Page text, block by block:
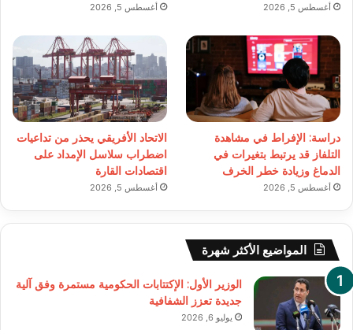
أغسطس 5, 2026 أغسطس 5, 2026
دراسة: الإفراط في مشاهدة
التلفاز قد يرتبط بتغيرات في
الدماغ وزيادة خطر الخرف
أغسطس 5, 2026
الاتحاد الأفريقي يحذر من تداعيات
اضطراب سلاسل الإمداد على
اقتصادات القارة
أغسطس 5, 2026
المواضيع الأكثر شهرة
الوزير الأول: الإكتتابات الحكومية مستمرة وفق آلية
جديدة تعزز الشفافية
يوليو 6, 2026